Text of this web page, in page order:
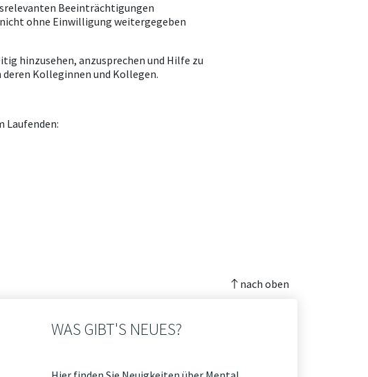
Beeinträchtigungen
ohne Einwilligung weitergegeben
hinzusehen, anzusprechen und Hilfe zu
Kolleginnen und Kollegen.
Laufenden:
nach oben
WAS GIBT'S NEUES?